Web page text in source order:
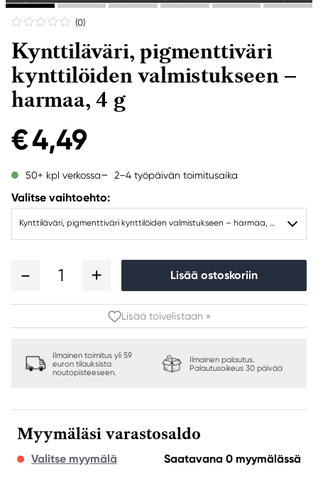
(0)
Kynttiläväri, pigmenttiväri
kynttilöiden valmistukseen –
harmaa, 4 g
€ 4,49
50+ kpl verkossa 2–4 työpäivän toimitusaika
Valitse vaihtoehto:
Kynttiläväri, pigmenttiväri kynttilöiden valmistukseen – harmaa, 4 g
1 Lisää ostoskoriin
Lisää toivelistaan »
Ilmainen toimitus yli 59
euron tilauksista
noutopisteeseen.
Ilmainen palautus.
Palautusoikeus 30 päivää
Myymäläsi varastosaldo
Valitse myymälä Saatavana 0 myymälässä